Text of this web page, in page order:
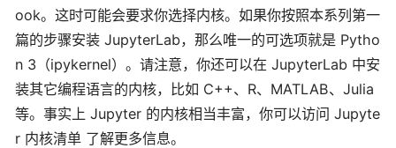
ook。这时可能会要求你选择内核。如果你按照本系列第一
篇的步骤安装 JupyterLab，那么唯一的可选项就是 Pytho
n 3（ipykernel）。请注意，你还可以在 JupyterLab 中安
装其它编程语言的内核，比如 C++、R、MATLAB、Julia
等。事实上 Jupyter 的内核相当丰富，你可以访问 Jupyte
r 内核清单 了解更多信息。